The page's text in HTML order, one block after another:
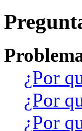
¿Por
¿Por
¿Por